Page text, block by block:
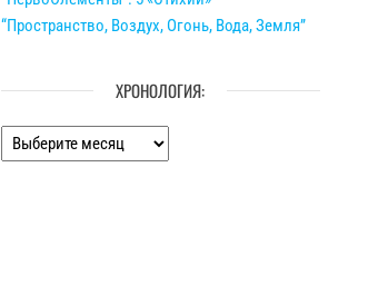
“Пространство, Воздух, Огонь, Вода, Земля”
ХРОНОЛОГИЯ:
Хронология: